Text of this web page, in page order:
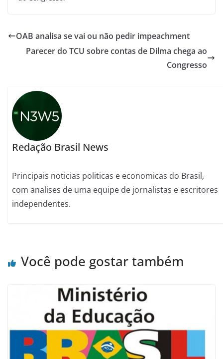
OAB analisa se vai ou não pedir impeachment
Parecer do TCU sobre contas de Dilma chega ao
Congresso
Redação Brasil News
Principais noticias politicas e economicas do Brasil,
com analises de uma equipe de jornalistas e escritores
independentes.
Você pode gostar também